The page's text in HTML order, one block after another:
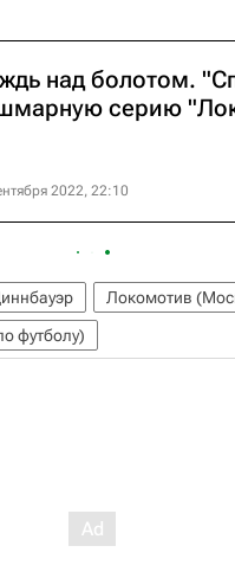
над болотом.
серию
2022, 22:10
Локомотив
футболу)